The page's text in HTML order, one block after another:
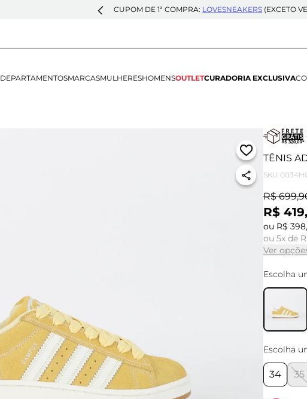
CUPOM DE 1ª COMPRA: LOVESNEAKERS (EXCETO
DEPARTAMENTOSMARCASMULHERESHOMENSOUTLETCURADORIA EXCLUSIVA
TÊNIS
SKU
R$
R$
ou R$
ou 5x de
Ver
Escolha
Escolha
34 35